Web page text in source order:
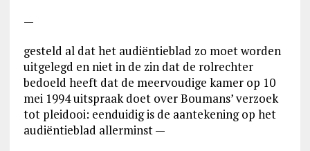
—
gesteld al dat het audiëntieblad zo moet worden
uitgelegd en niet in de zin dat de rolrechter
bedoeld heeft dat de meervoudige kamer op 10
mei 1994 uitspraak doet over Boumans’ verzoek
tot pleidooi: eenduidig is de aantekening op het
audiëntieblad allerminst —